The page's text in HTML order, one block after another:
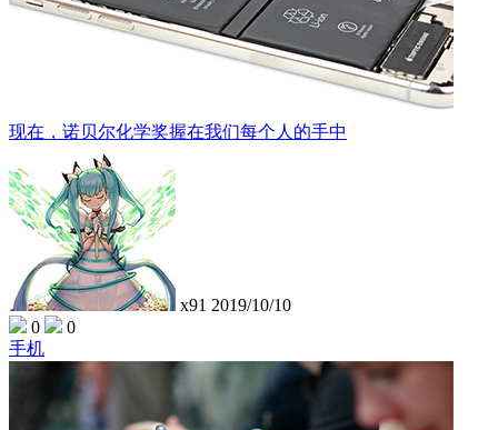
现在，诺贝尔化学奖握在我们每个人的手中
x91 2019/10/10
0
0
手机